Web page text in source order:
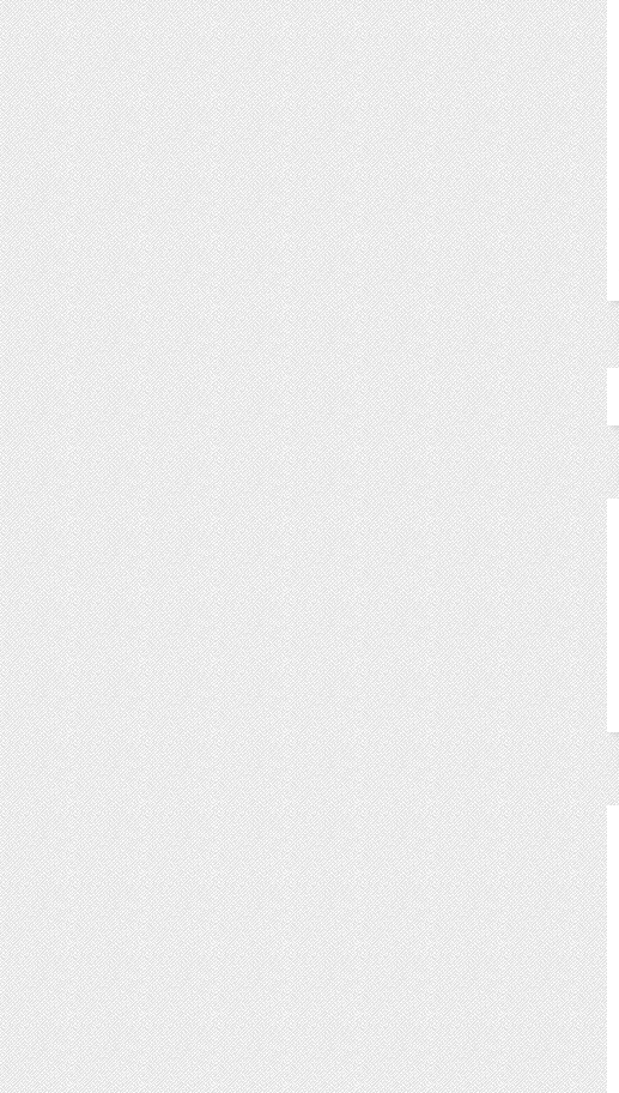
۴ مرداد ۱۴۰۵
1 هفته قبل
قیمت روز محصولات ایران‌خودرو و سایپا
شنبه ۳ مرداد ۱۴۰۵
1 هفته قبل
ثبت‌نام بیش از ۱۵ هزار داوطلب دستیاری
آموزشی تا امروز/ مهلت ثبت نام تمدید شد
1 هفته قبل
افزایش دما در نیمه شمالی کشور از امروز
تا یکشنبه